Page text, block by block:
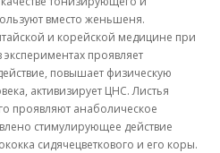
вместо женьшеня.
и корейской медицине при
проявляет
повышает физическую
активизирует ЦНС. Листья
проявляют анаболическое
стимулирующее действие
сидячецветкового и его коры.